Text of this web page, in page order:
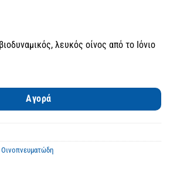
λευκός οίνος από το Ιόνιο
ποσότητα
Αγορά
Οινοπνευματώδη